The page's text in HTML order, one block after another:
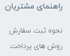
راهنمای مشتریان
نحوه ثبت سفارش
روش های پرداخت